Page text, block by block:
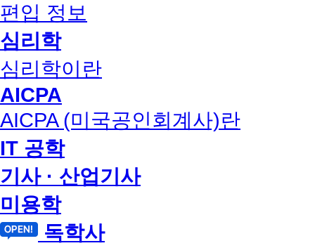
편입 정보
심리학
심리학이란
AICPA
AICPA (미국공인회계사)란
IT 공학
기사 · 산업기사
미용학
독학사